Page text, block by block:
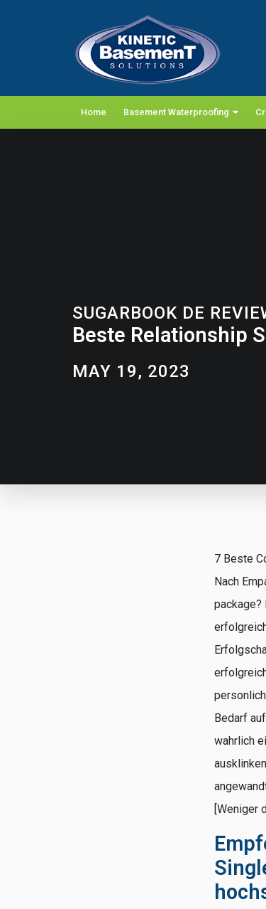
Home Basement Waterproofing
SUGARBOOK DE
Beste Relationship
MAY 19, 2023
7 Beste
Nach
package?
Bedarf
wahrlich
[Weniger